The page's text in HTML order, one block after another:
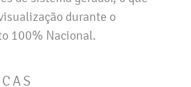
durante o
100% Nacional.